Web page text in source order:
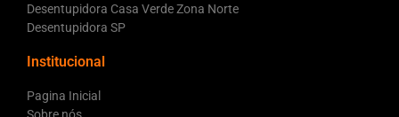
Desentupidora Casa Verde Zona Norte
Desentupidora SP
Institucional
Pagina Inicial
Sobre nós